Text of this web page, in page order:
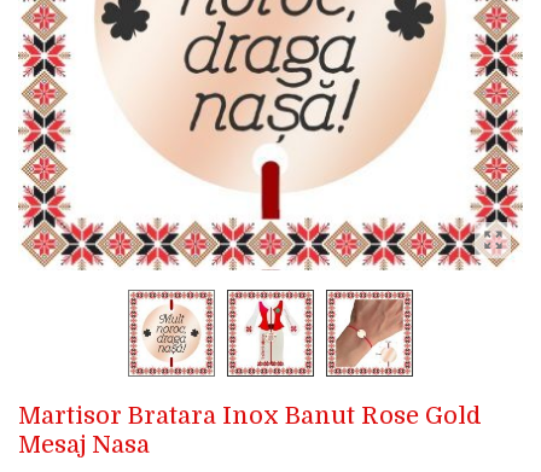
Martisor Bratara Inox Banut Rose Gold
Mesaj Nasa